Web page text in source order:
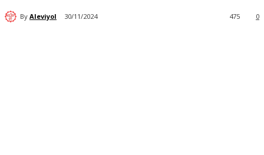
By Aleviyol 30/11/2024 0
475